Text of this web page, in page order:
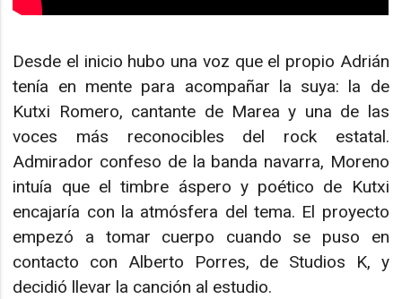
Desde el inicio hubo una voz que el propio Adrián
tenía en mente para acompañar la suya: la de
Kutxi Romero, cantante de Marea y una de las
voces más reconocibles del rock estatal.
Admirador confeso de la banda navarra, Moreno
intuía que el timbre áspero y poético de Kutxi
encajaría con la atmósfera del tema. El proyecto
empezó a tomar cuerpo cuando se puso en
contacto con Alberto Porres, de Studios K, y
decidió llevar la canción al estudio.